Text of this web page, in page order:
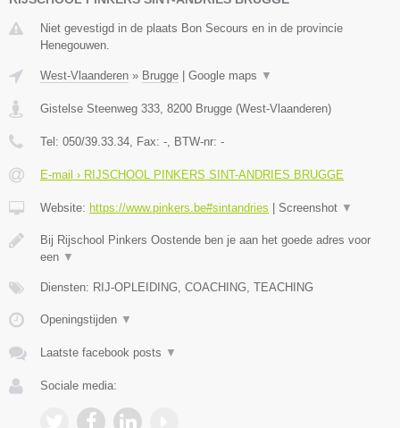
Niet gevestigd in de plaats Bon Secours en in de provincie
Henegouwen.
West-Vlaanderen » Brugge Google maps ▼
Gistelse Steenweg 333, 8200 Brugge (West-Vlaanderen)
Tel: 050/39.33.34, Fax: -, BTW-nr: -
E-mail › RIJSCHOOL PINKERS SINT-ANDRIES BRUGGE
Website: https://www.pinkers.be#sintandries Screenshot ▼
Bij Rijschool Pinkers Oostende ben je aan het goede adres voor
een ▼
Diensten: RIJ-OPLEIDING, COACHING, TEACHING
Openingstijden ▼
Laatste facebook posts ▼
Sociale media: